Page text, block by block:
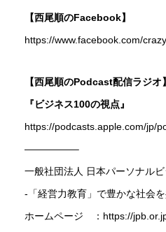
【西尾順のFacebook】
https://www.facebook.com/
【西尾順のPodcast配信ラジオ】
『ビジネス100の視点』
https://podcasts.apple.com/jp/
—————–
一般社団法人 日本パーソナルビ
-「経営力教育」で豊かな社会
ホームページ ： https://